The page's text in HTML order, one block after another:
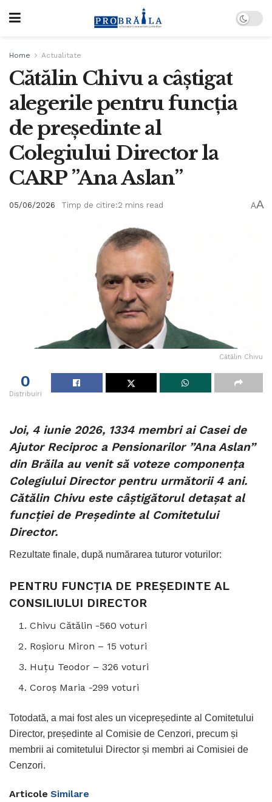
Home Actualitate
Cătălin Chivu a câștigat
alegerile pentru funcția
de președinte al
Colegiului Director la
CARP ”Ana Aslan”
05/06/2026 Timp de citire:2 mins read AA
Cătălin Chivu
0
Distribuiri
Joi, 4 iunie 2026, 1334 membri ai Casei de
Ajutor Reciproc a Pensionarilor ”Ana Aslan”
din Brăila au venit să voteze componența
Colegiului Director pentru următorii 4 ani.
Cătălin Chivu este câștigătorul detașat al
funcției de Președinte al Comitetului
Director.
Rezultate finale, după numărarea tuturor voturilor:
PENTRU FUNCȚIA DE PREȘEDINTE AL
CONSILIULUI DIRECTOR
Chivu Cătălin -560 voturi
Roșioru Miron – 15 voturi
Huțu Teodor – 326 voturi
Coroș Maria -299 voturi
Totodată, a mai fost ales un vicepreședinte al Comitetului
Director, președinte al Comisie de Cenzori, precum și
membrii ai comitetului Director și membri ai Comisiei de
Cenzori.
Articole Similare